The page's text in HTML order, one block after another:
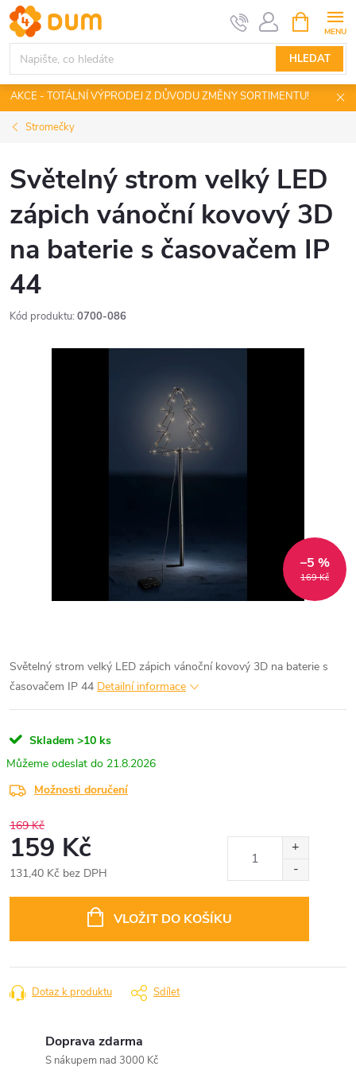
Přejít
na
obsah
HLEDAT
NÁKUPNÍ
KOŠÍK
AKCE - TOTÁLNÍ VÝPRODEJ Z DŮVODU ZMĚNY SORTIMENTU!
Stromečky
Světelný strom velký LED
zápich vánoční kovový 3D
na baterie s časovačem IP
44
Kód produktu: 0700-086
169 Kč
–5 %
Světelný strom velký LED zápich vánoční kovový 3D na baterie s
časovačem IP 44 Detailní informace
Skladem >10 ks
21.8.2026
Možnosti doručení
169 Kč
159 Kč
131,40 Kč bez DPH
VLOŽIT DO KOŠÍKU
Dotaz k produktu Sdílet
Doprava zdarma
S nákupem nad 3000 Kč